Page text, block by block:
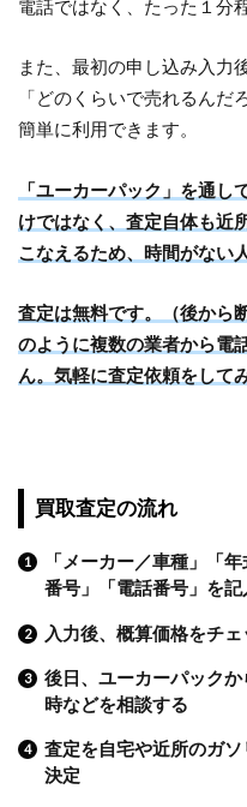
電話ではなく、たった１分
また、最初の申し込み入力
「どのくらいで売れるんだ
簡単に利用できます。
「ユーカーパック」を通
けではなく、査定自体も近
こなえるため、時間がない
査定は無料です。（後から
のように複数の業者から電
ん。気軽に査定依頼をして
買取査定の流れ
「メーカー／車種」「
番号」「電話番号」を記
入力後、概算価格をチェ
後日、ユーカーパック
時などを相談する
査定を自宅や近所のガ
決定